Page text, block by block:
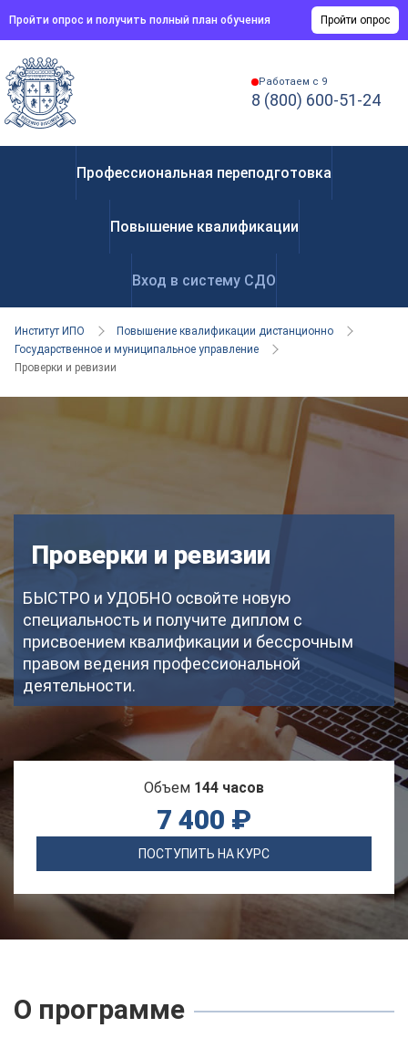
Пройти опрос и получить полный план обучения Пройти опрос
Работаем с 9
8 (800) 600-51-24
Профессиональная переподготовка
Повышение квалификации
Вход в систему СДО
Институт ИПО
Повышение квалификации дистанционно
Государственное и муниципальное управление
Проверки и ревизии
Проверки и ревизии
БЫСТРО и УДОБНО освойте новую
специальность и получите диплом с
присвоением квалификации и бессрочным
правом ведения профессиональной
деятельности.
Объем 144 часов
7 400 ₽
ПОСТУПИТЬ НА КУРС
О программе